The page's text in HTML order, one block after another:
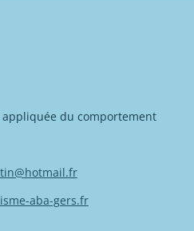
appliquée du comportement
aba-gers.fr